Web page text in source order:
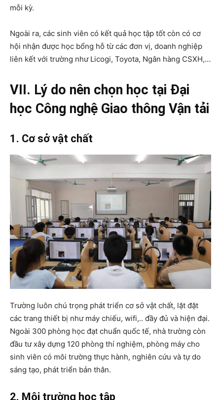
mỗi kỳ.
Ngoài ra, các sinh viên có kết quả học tập tốt còn có cơ
hội nhận được học bổng hỗ từ các đơn vị, doanh nghiệp
liên kết với trường như Licogi, Toyota, Ngân hàng CSXH,…
VII. Lý do nên chọn học tại Đại
học Công nghệ Giao thông Vận tải
1. Cơ sở vật chất
Trường luôn chú trọng phát triển cơ sở vật chất, lặt đặt
các trang thiết bị như máy chiếu, wifi,.. đầy đủ và hiện đại.
Ngoài 300 phòng học đạt chuẩn quốc tế, nhà trường còn
đầu tư xây dựng 120 phòng thí nghiệm, phòng máy cho
sinh viên có môi trường thực hành, nghiên cứu và tự do
sáng tạo, phát triển bản thân.
2. Môi trường học tập